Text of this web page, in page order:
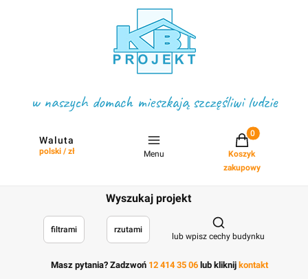
w naszych domach mieszkają szczęśliwi ludzie
Waluta
polski / zł Menu
Projekty w
Koszyk
zakupowy
Wyszukaj projekt
filtrami rzutami
Otwórz
lub wpisz cechy budynku
Masz pytania? Zadzwoń 12 414 35 06 lub kliknij kontakt